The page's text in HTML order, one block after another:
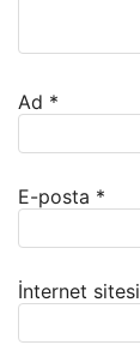
Ad *
E-posta *
İnternet sitesi